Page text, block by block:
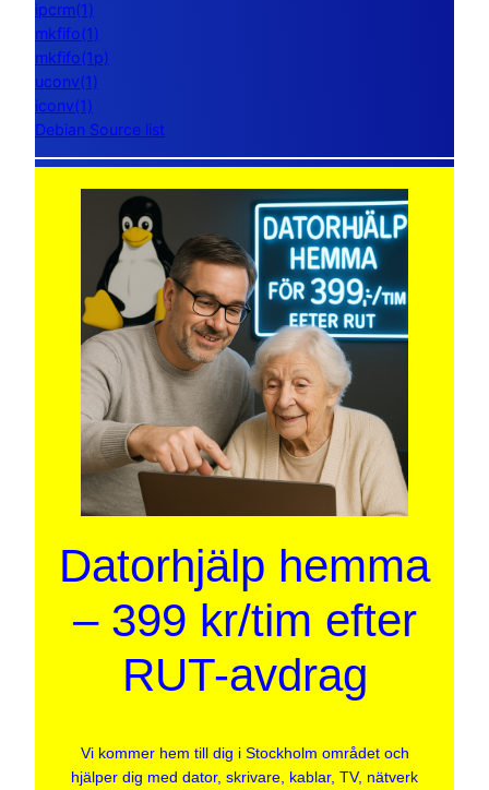
ipcrm(1)
mkfifo(1)
mkfifo(1p)
uconv(1)
iconv(1)
Debian Source list
Datorhjälp hemma
– 399 kr/tim efter
RUT-avdrag
Vi kommer hem till dig i Stockholm området och
hjälper dig med dator, skrivare, kablar, TV, nätverk